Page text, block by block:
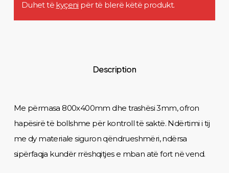
Duhet të kyçeni për të blerë këtë produkt.
Description
Me përmasa 800x400mm dhe trashësi 3mm, ofron
hapësirë të bollshme për kontroll të saktë. Ndërtimi i tij
me dy materiale siguron qëndrueshmëri, ndërsa
sipërfaqja kundër rrëshqitjes e mban atë fort në vend.